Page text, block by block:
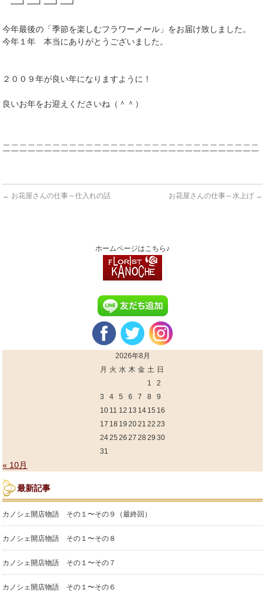
━┛━┛━┛━┛
今年最後の「季節を楽しむフラワーメール」をお届け致しました。
今年１年 本当にありがとうございました。
２００９年が良い年になりますように！
良いお年をお迎えくださいね（＾＾）
￣￣￣￣￣￣￣￣￣￣￣￣￣￣￣￣￣￣￣￣￣￣￣￣￣￣￣￣￣￣￣
← お花屋さんの仕事～仕入れの話 お花屋さんの仕事～水上げ →
ホームページはこちら♪
2026年8月
月 火 水 木 金 土 日
1
2
3
4 5 6 7 8
9
10 11 12 13 14 15 16
17 18 19 2021 22 23
2425 26 27 28 29 30
31
« 10月
最新記事
カノシェ開店物語 その１〜その９（最終回）
カノシェ開店物語 その１〜その８
カノシェ開店物語 その１〜その７
カノシェ開店物語 その１〜その６